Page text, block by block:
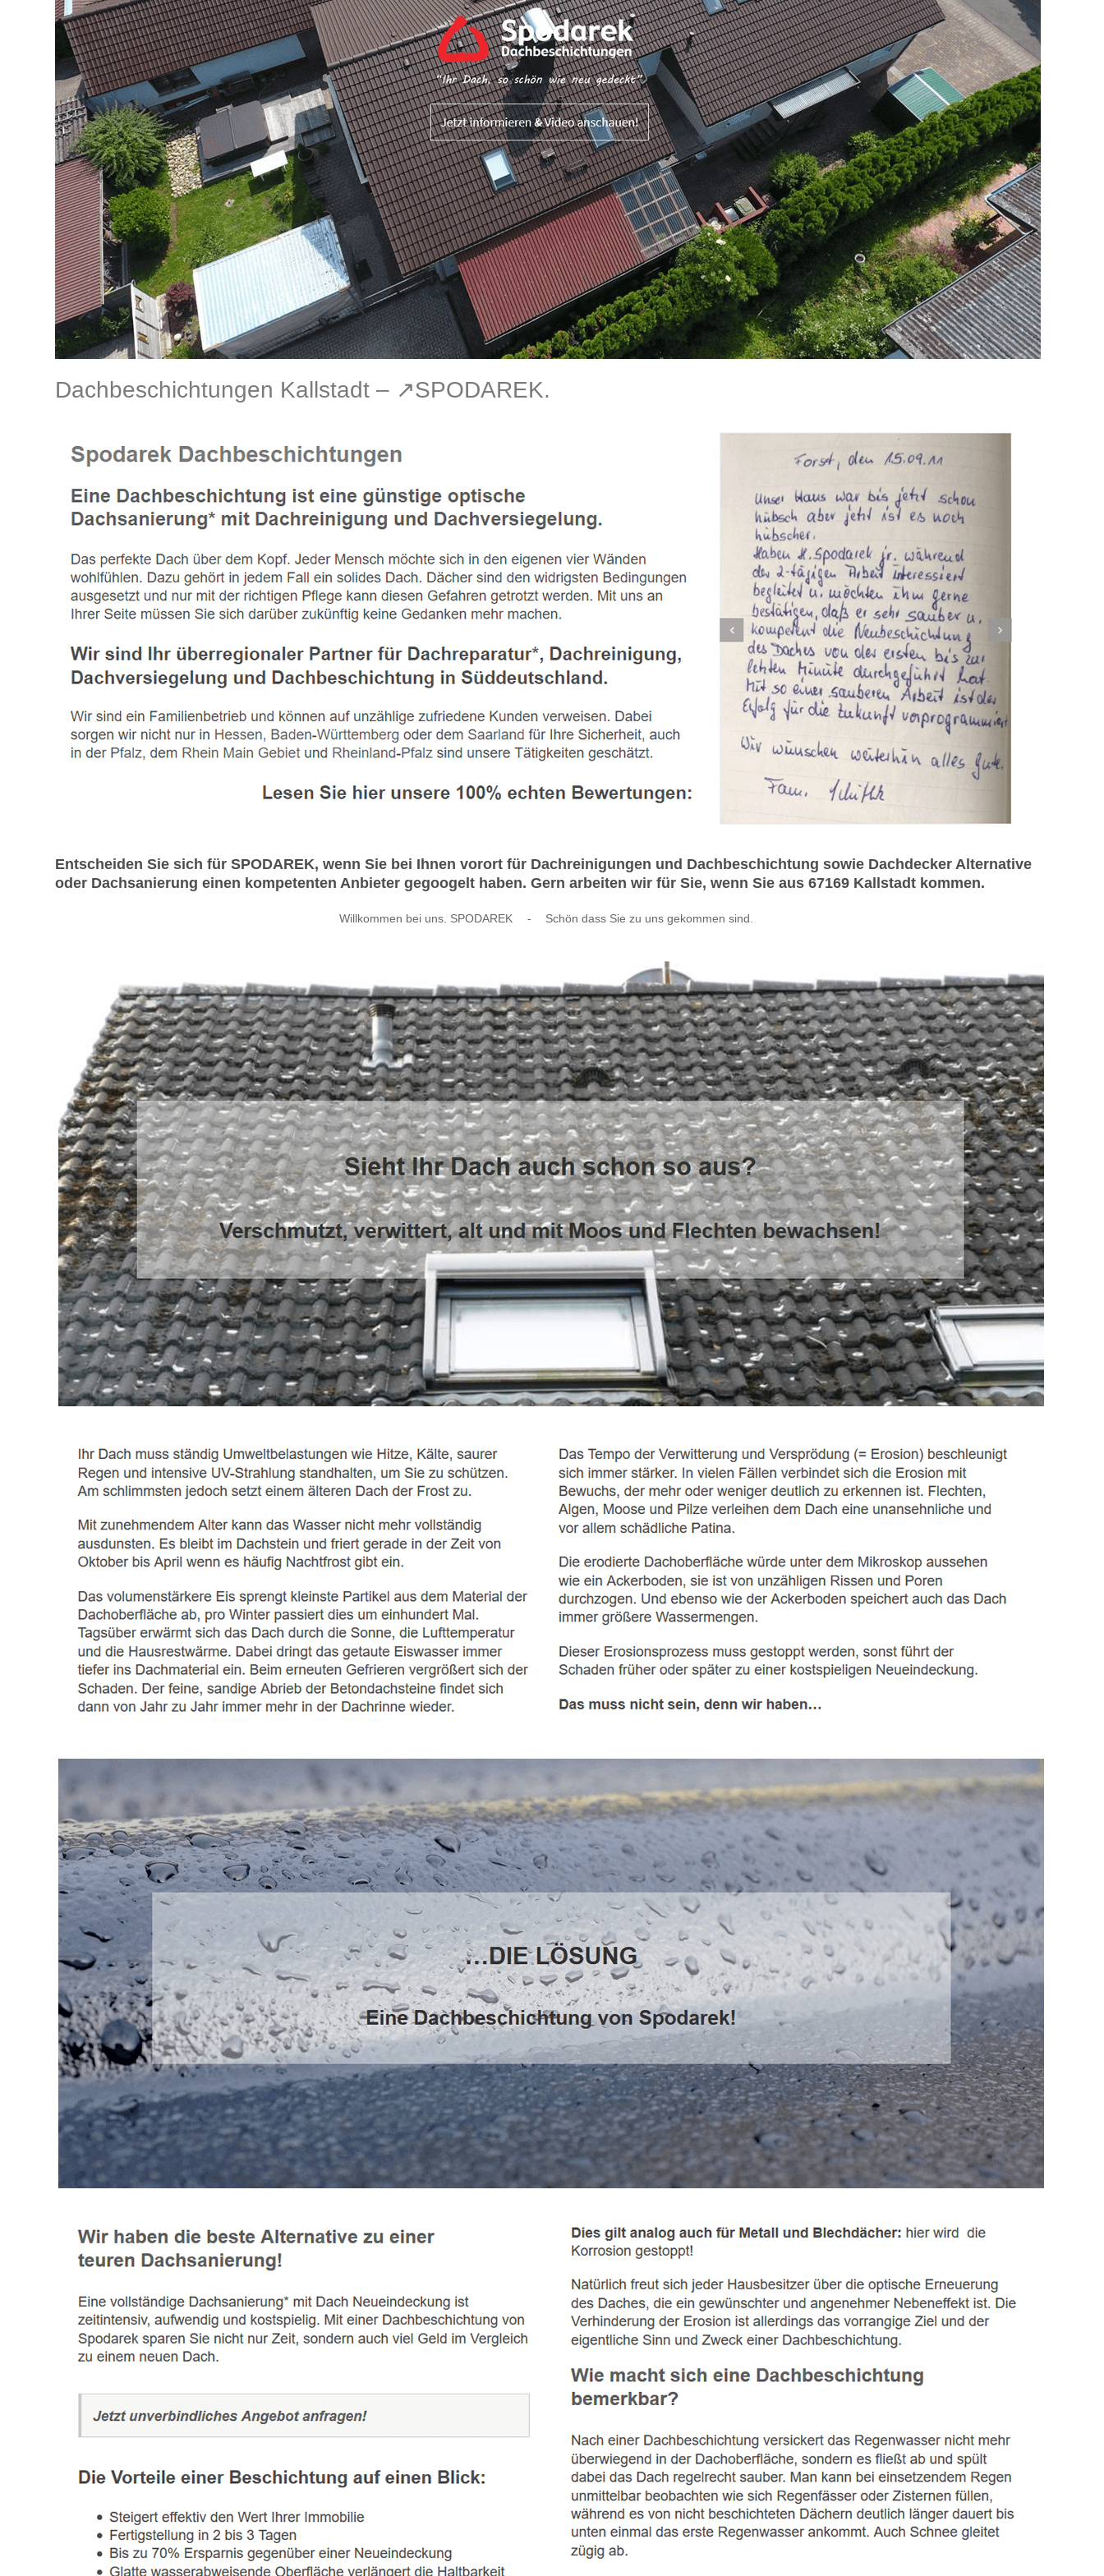
Dachbeschichtungen Kallstadt – ↗️SPODAREK.
Entscheiden Sie sich für SPODAREK, wenn Sie bei Ihnen vorort für Dachreinigungen und Dachbeschichtung sowie Dachdecker Alternative
oder Dachsanierung einen kompetenten Anbieter gegoogelt haben. Gern arbeiten wir für Sie, wenn Sie aus 67169 Kallstadt kommen.
Willkommen bei uns. SPODAREK - Schön dass Sie zu uns gekommen sind.